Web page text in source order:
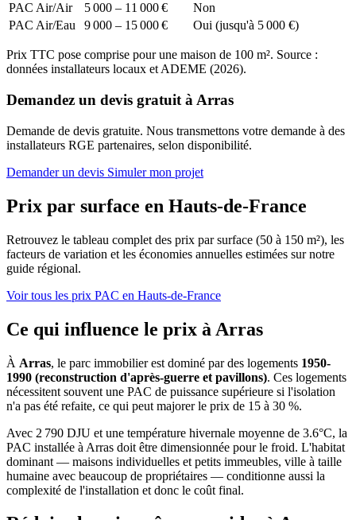
PAC Air/Air
5 000 – 11 000 €
Non
PAC Air/Eau
9 000 – 15 000 € Oui (jusqu'à 5 000 €)
Prix TTC pose comprise pour une maison de 100 m². Source :
données installateurs locaux et ADEME (2026).
Demandez un devis gratuit à Arras
Demande de devis gratuite. Nous transmettons votre demande à des
installateurs RGE partenaires, selon disponibilité.
Demander un devis Simuler mon projet
Prix par surface en Hauts-de-France
Retrouvez le tableau complet des prix par surface (50 à 150 m²), les
facteurs de variation et les économies annuelles estimées sur notre
guide régional.
Voir tous les prix PAC en Hauts-de-France
Ce qui influence le prix à Arras
À Arras, le parc immobilier est dominé par des logements 1950-
1990 (reconstruction d'après-guerre et pavillons). Ces logements
nécessitent souvent une PAC de puissance supérieure si l'isolation
n'a pas été refaite, ce qui peut majorer le prix de 15 à 30 %.
Avec 2 790 DJU et une température hivernale moyenne de 3.6°C, la
PAC installée à Arras doit être dimensionnée pour le froid. L'habitat
dominant — maisons individuelles et petits immeubles, ville à taille
humaine avec beaucoup de propriétaires — conditionne aussi la
complexité de l'installation et donc le coût final.